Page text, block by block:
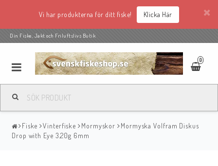
Vi har produkterna för ditt fiske! Klicka Här
Din Fiske, Jakt och Friluftslivs Butik
0
Fiske Vinterfiske Mormyskor
Mormyska Volfram Diskus
Drop with Eye 3,20g 6mm